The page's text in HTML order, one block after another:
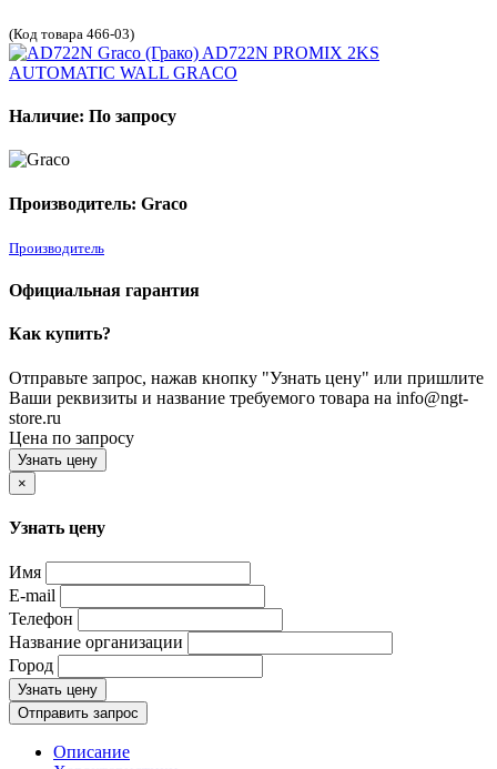
(Код товара 466-03)
Наличие: По запросу
Производитель: Graco
Производитель
Официальная гарантия
Как купить?
Отправьте запрос, нажав кнопку "Узнать цену" или пришлите
Ваши реквизиты и название требуемого товара на info@ngt-
store.ru
Цена по запросу
Узнать цену
×
Узнать цену
Имя
E-mail
Телефон
Название организации
Город
Узнать цену
Отправить запрос
Описание